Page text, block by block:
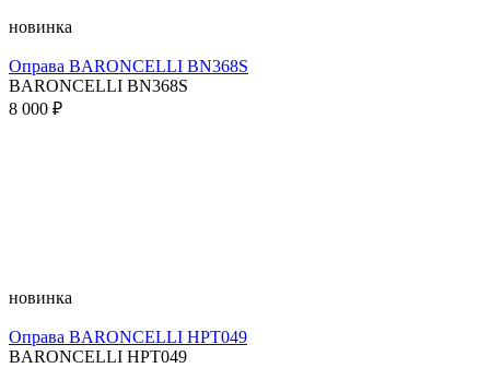
новинка
Оправа BARONCELLI BN368S
BARONCELLI BN368S
8 000 ₽
новинка
Оправа BARONCELLI HPT049
BARONCELLI HPT049